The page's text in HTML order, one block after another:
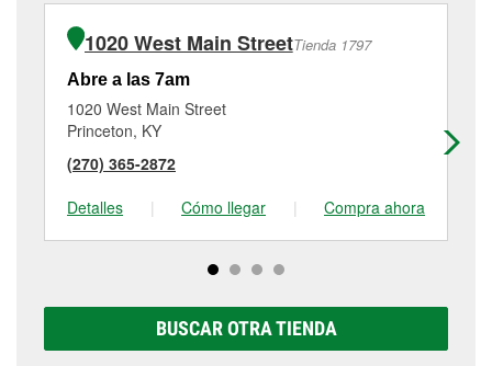
1020 West Main StreetTienda 1797
Abre a las 7am
1020 West Main Street
Princeton, KY
(270) 365-2872
Detalles
| Cómo llegar | Compra ahora
BUSCAR OTRA TIENDA